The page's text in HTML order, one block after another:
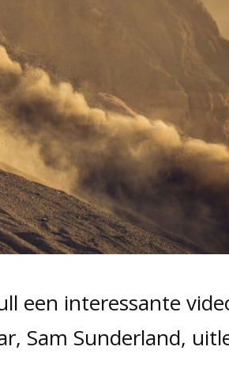
een interessante
Sam Sunderland,